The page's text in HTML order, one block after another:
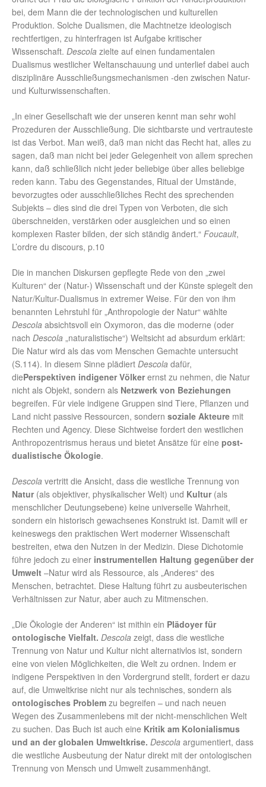
bei, dem Mann die der technologischen und kulturellen
Produktion. Solche Dualismen, die Machtnetze ideologisch
rechtfertigen, zu hinterfragen ist Aufgabe kritischer
Wissenschaft. Descola zielte auf einen fundamentalen
Dualismus westlicher Weltanschauung und unterlief dabei auch
disziplinäre Ausschließungsmechanismen -den zwischen Natur-
und Kulturwissenschaften.
„In einer Gesellschaft wie der unseren kennt man sehr wohl
Prozeduren der Ausschließung. Die sichtbarste und vertrauteste
ist das Verbot. Man weiß, daß man nicht das Recht hat, alles zu
sagen, daß man nicht bei jeder Gelegenheit von allem sprechen
kann, daß schließlich nicht jeder beliebige über alles beliebige
reden kann. Tabu des Gegenstandes, Ritual der Umstände,
bevorzugtes oder ausschließliches Recht des sprechenden
Subjekts – dies sind die drei Typen von Verboten, die sich
überschneiden, verstärken oder ausgleichen und so einen
komplexen Raster bilden, der sich ständig ändert.“ Foucault,
L’ordre du discours, p.10
Die in manchen Diskursen gepflegte Rede von den „zwei
Kulturen“ der (Natur-) Wissenschaft und der Künste spiegelt den
Natur/Kultur-Dualismus in extremer Weise. Für den von ihm
benannten Lehrstuhl für „Anthropologie der Natur“ wählte
Descola absichtsvoll ein Oxymoron, das die moderne (oder
nach Descola „naturalistische“) Weltsicht ad absurdum erklärt:
Die Natur wird als das vom Menschen Gemachte untersucht
(S.114). In diesem Sinne plädiert Descola dafür,
diePerspektiven indigener Völker ernst zu nehmen, die Natur
nicht als Objekt, sondern als Netzwerk von Beziehungen
begreifen. Für viele indigene Gruppen sind Tiere, Pflanzen und
Land nicht passive Ressourcen, sondern soziale Akteure mit
Rechten und Agency. Diese Sichtweise fordert den westlichen
Anthropozentrismus heraus und bietet Ansätze für eine post-
dualistische Ökologie.
Descola vertritt die Ansicht, dass die westliche Trennung von
Natur (als objektiver, physikalischer Welt) und Kultur (als
menschlicher Deutungsebene) keine universelle Wahrheit,
sondern ein historisch gewachsenes Konstrukt ist. Damit will er
keineswegs den praktischen Wert moderner Wissenschaft
bestreiten, etwa den Nutzen in der Medizin. Diese Dichotomie
führe jedoch zu einer instrumentellen Haltung gegenüber der
Umwelt –Natur wird als Ressource, als „Anderes“ des
Menschen, betrachtet. Diese Haltung führt zu ausbeuterischen
Verhältnissen zur Natur, aber auch zu Mitmenschen.
„Die Ökologie der Anderen“ ist mithin ein Plädoyer für
ontologische Vielfalt. Descola zeigt, dass die westliche
Trennung von Natur und Kultur nicht alternativlos ist, sondern
eine von vielen Möglichkeiten, die Welt zu ordnen. Indem er
indigene Perspektiven in den Vordergrund stellt, fordert er dazu
auf, die Umweltkrise nicht nur als technisches, sondern als
ontologisches Problem zu begreifen – und nach neuen
Wegen des Zusammenlebens mit der nicht-menschlichen Welt
zu suchen. Das Buch ist auch eine Kritik am Kolonialismus
und an der globalen Umweltkrise. Descola argumentiert, dass
die westliche Ausbeutung der Natur direkt mit der ontologischen
Trennung von Mensch und Umwelt zusammenhängt.